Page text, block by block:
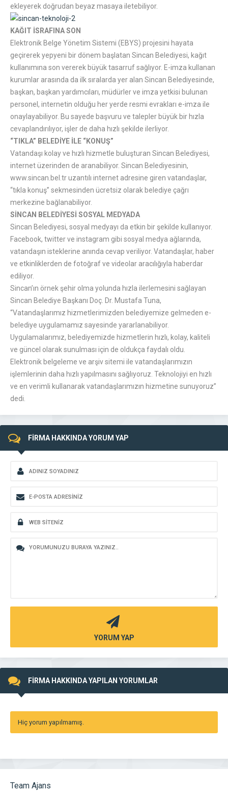
ekleyerek doğrudan beyaz masaya iletebiliyor.
KAĞIT İSRAFINA SON
Elektronik Belge Yönetim Sistemi (EBYS) projesini hayata
geçirerek yepyeni bir dönem başlatan Sincan Belediyesi, kağıt
kullanımına son vererek büyük tasarruf sağlıyor. E-imza kullanan
kurumlar arasında da ilk sıralarda yer alan Sincan Belediyesinde,
başkan, başkan yardımcıları, müdürler ve imza yetkisi bulunan
personel, internetin olduğu her yerde resmi evrakları e-imza ile
onaylayabiliyor. Bu sayede başvuru ve talepler büyük bir hızla
cevaplandırılıyor, işler de daha hızlı şekilde ilerliyor.
“TIKLA” BELEDİYE İLE “KONUŞ”
Vatandaşı kolay ve hızlı hizmetle buluşturan Sincan Belediyesi,
internet üzerinden de aranabiliyor. Sincan Belediyesinin,
www.sincan.bel.tr uzantılı internet adresine giren vatandaşlar,
“tıkla konuş” sekmesinden ücretsiz olarak belediye çağrı
merkezine bağlanabiliyor.
SİNCAN BELEDİYESİ SOSYAL MEDYADA
Sincan Belediyesi, sosyal medyayı da etkin bir şekilde kullanıyor.
Facebook, twitter ve instagram gibi sosyal medya ağlarında,
vatandaşın isteklerine anında cevap veriliyor. Vatandaşlar, haber
ve etkinliklerden de fotoğraf ve videolar aracılığıyla haberdar
ediliyor.
Sincan’ın örnek şehir olma yolunda hızla ilerlemesini sağlayan
Sincan Belediye Başkanı Doç. Dr. Mustafa Tuna,
“Vatandaşlarımız hizmetlerimizden belediyemize gelmeden e-
belediye uygulamamız sayesinde yararlanabiliyor.
Uygulamalarımız, belediyemizde hizmetlerin hızlı, kolay, kaliteli
ve güncel olarak sunulması için de oldukça faydalı oldu.
Elektronik belgeleme ve arşiv sitemi ile vatandaşlarımızın
işlemlerinin daha hızlı yapılmasını sağlıyoruz. Teknolojiyi en hızlı
ve en verimli kullanarak vatandaşlarımızın hizmetine sunuyoruz”
dedi.
FİRMA HAKKINDA YORUM YAP
YORUM YAP
FİRMA HAKKINDA YAPILAN YORUMLAR
Hiç yorum yapılmamış.
Team Ajans